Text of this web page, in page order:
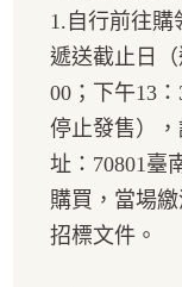
1.自行前往
遞送截止日（
00；下午13
停止發售）
址：70801臺
購買，當場
招標文件。